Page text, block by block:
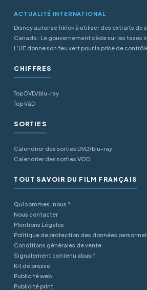
ACTUALITÉ INTERNATIONAL
Disney autorise TikTok à utiliser des extraits de
Canada : Le gouvernement cède sur les taxes
L’UE donne son feu vert pour la prise de
CHIFFRES
Top DVD/blu-ray
Top VàD
SORTIES
Calendrier des sorties DVD/blu-ray
Calendrier des sorties VOD
TOUT SAVOIR DU FILM FRANÇAIS
Qui sommes-nous ?
Nous contacter
Mentions Légales
Politique de protection des données
Conditions générales de vente
Signalement contenu abusif
Kit de presse
Publicité web
Publicité print